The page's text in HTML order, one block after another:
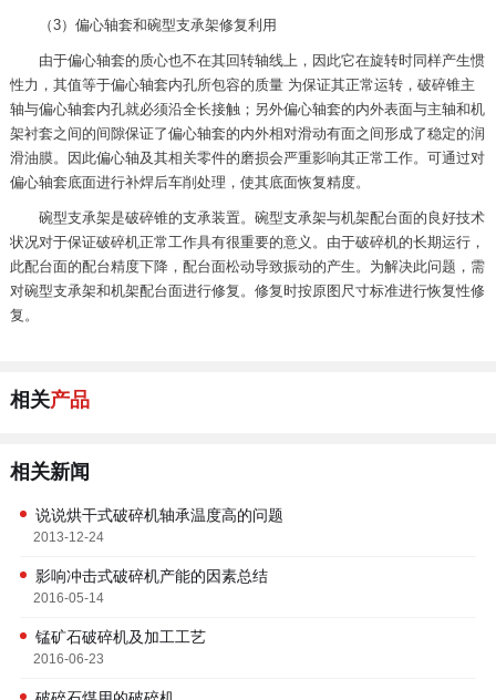
（3）偏心轴套和碗型支承架修复利用
由于偏心轴套的质心也不在其回转轴线上，因此它在旋转时同样产生惯
性力，其值等于偏心轴套内孔所包容的质量 为保证其正常运转，破碎锥主
轴与偏心轴套内孔就必须沿全长接触；另外偏心轴套的内外表面与主轴和机
架衬套之间的间隙保证了偏心轴套的内外相对滑动有面之间形成了稳定的润
滑油膜。因此偏心轴及其相关零件的磨损会严重影响其正常工作。可通过对
偏心轴套底面进行补焊后车削处理，使其底面恢复精度。
碗型支承架是破碎锥的支承装置。碗型支承架与机架配台面的良好技术
状况对于保证破碎机正常工作具有很重要的意义。由于破碎机的长期运行，
此配台面的配台精度下降，配台面松动导致振动的产生。为解决此问题，需
对碗型支承架和机架配台面进行修复。修复时按原图尺寸标准进行恢复性修
复。
相关产品
相关新闻
说说烘干式破碎机轴承温度高的问题
2013-12-24
影响冲击式破碎机产能的因素总结
2016-05-14
锰矿石破碎机及加工工艺
2016-06-23